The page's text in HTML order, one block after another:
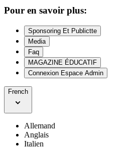
Pour en savoir plus:
Sponsoring Et Publictte
Media
Faq
MAGAZINE ÉDUCATIF
Connexion Espace Admin
French
Allemand
Anglais
Italien